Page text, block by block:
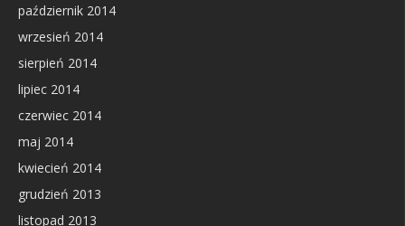
październik 2014
wrzesień 2014
sierpień 2014
lipiec 2014
czerwiec 2014
maj 2014
kwiecień 2014
grudzień 2013
listopad 2013